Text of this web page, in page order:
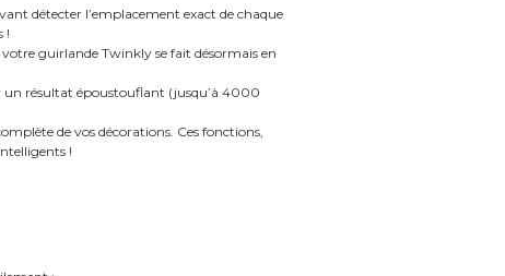
détecter l’emplacement exact de chaque
!
guirlande Twinkly se fait désormais en
un résultat époustouflant (jusqu’à 4000
de vos décorations. Ces fonctions,
!